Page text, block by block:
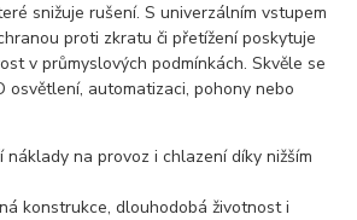
snižuje rušení. S univerzálním vstupem
proti zkratu či přetížení poskytuje
v průmyslových podmínkách. Skvěle se
osvětlení, automatizaci, pohony nebo
náklady na provoz i chlazení díky nižším
konstrukce, dlouhodobá životnost i